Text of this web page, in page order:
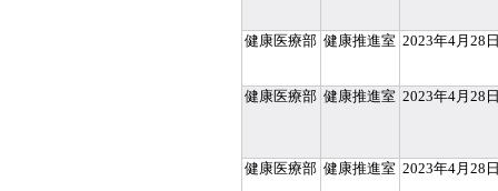
健康医療部 健康推進室 2023年4月28
健康医療部 健康推進室 2023年4月28
健康医療部 健康推進室 2023年4月28